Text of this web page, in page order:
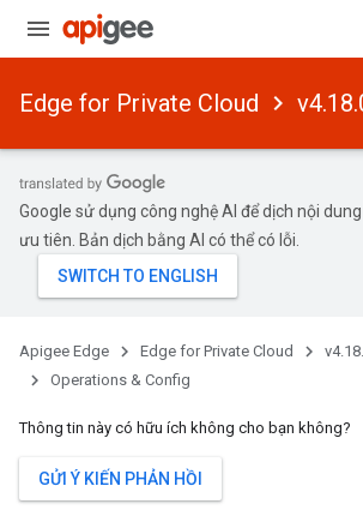
Edge for Private Cloud
Google sử dụng công nghệ AI để dịch nội
ưu tiên. Bản dịch bằng AI có thể có lỗi.
Apigee Edge Edge for Private Cloud
Operations & Config
Thông tin này có hữu ích không cho bạn không?
GỬI Ý KIẾN PHẢN HỒI